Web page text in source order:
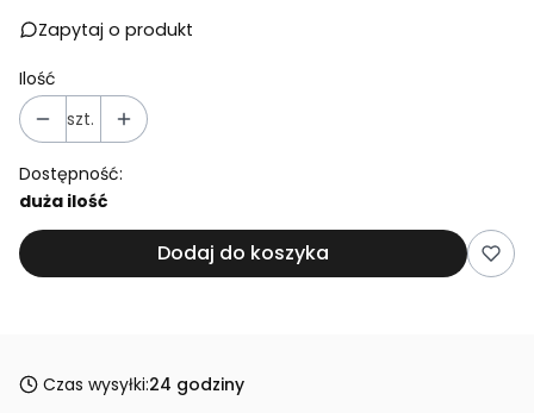
Zapytaj o produkt
Ilość
szt.
Dostępność:
duża ilość
Dodaj do koszyka
Czas wysyłki:24 godziny